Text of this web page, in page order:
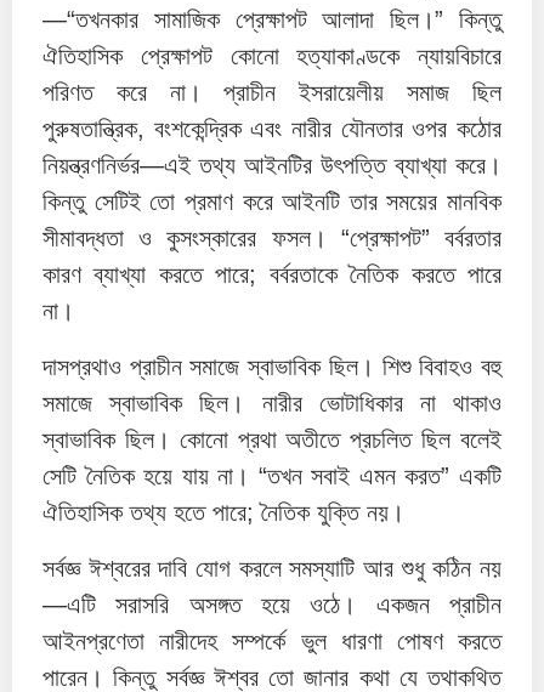
—“তখনকার সামাজিক প্রেক্ষাপট আলাদা ছিল।” কিন্তু
ঐতিহাসিক প্রেক্ষাপট কোনো হত্যাকাণ্ডকে ন্যায়বিচারে
পরিণত করে না। প্রাচীন ইসরায়েলীয় সমাজ ছিল
পুরুষতান্ত্রিক, বংশকেন্দ্রিক এবং নারীর যৌনতার ওপর কঠোর
নিয়ন্ত্রণনির্ভর—এই তথ্য আইনটির উৎপত্তি ব্যাখ্যা করে।
কিন্তু সেটিই তো প্রমাণ করে আইনটি তার সময়ের মানবিক
সীমাবদ্ধতা ও কুসংস্কারের ফসল। “প্রেক্ষাপট” বর্বরতার
কারণ ব্যাখ্যা করতে পারে; বর্বরতাকে নৈতিক করতে পারে
না।
দাসপ্রথাও প্রাচীন সমাজে স্বাভাবিক ছিল। শিশু বিবাহও বহু
সমাজে স্বাভাবিক ছিল। নারীর ভোটাধিকার না থাকাও
স্বাভাবিক ছিল। কোনো প্রথা অতীতে প্রচলিত ছিল বলেই
সেটি নৈতিক হয়ে যায় না। “তখন সবাই এমন করত” একটি
ঐতিহাসিক তথ্য হতে পারে; নৈতিক যুক্তি নয়।
সর্বজ্ঞ ঈশ্বরের দাবি যোগ করলে সমস্যাটি আর শুধু কঠিন নয়
—এটি সরাসরি অসঙ্গত হয়ে ওঠে। একজন প্রাচীন
আইনপ্রণেতা নারীদেহ সম্পর্কে ভুল ধারণা পোষণ করতে
পারেন। কিন্তু সর্বজ্ঞ ঈশ্বর তো জানার কথা যে তথাকথিত